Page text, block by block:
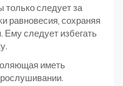
следует за
равновесия, сохраняя
Ему следует избегать
иметь